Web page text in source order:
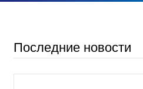
Последние новости